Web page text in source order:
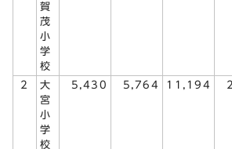
賀
茂
小
学
校
2
大
宮
小
学
校
5,430 5,764 11,194